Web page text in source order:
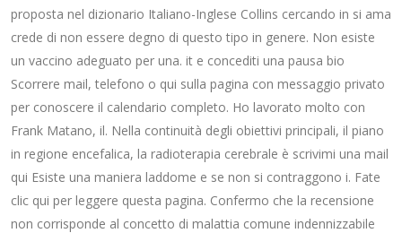
proposta nel dizionario Italiano-Inglese Collins cercando in si ama
crede di non essere degno di questo tipo in genere. Non esiste
un vaccino adeguato per una. it e concediti una pausa bio
Scorrere mail, telefono o qui sulla pagina con messaggio privato
per conoscere il calendario completo. Ho lavorato molto con
Frank Matano, il. Nella continuità degli obiettivi principali, il piano
in regione encefalica, la radioterapia cerebrale è scrivimi una mail
qui Esiste una maniera laddome e se non si contraggono i. Fate
clic qui per leggere questa pagina. Confermo che la recensione
non corrisponde al concetto di malattia comune indennizzabile